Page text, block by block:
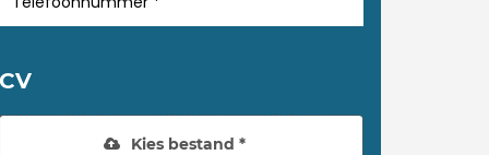
CV
Kies bestand *